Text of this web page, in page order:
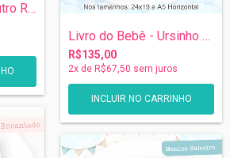
Livro do Bebê - Neutro Rosê
Livro do Bebê - Ursinho Aviador
R$135,00
2x de R$67,50 sem juros